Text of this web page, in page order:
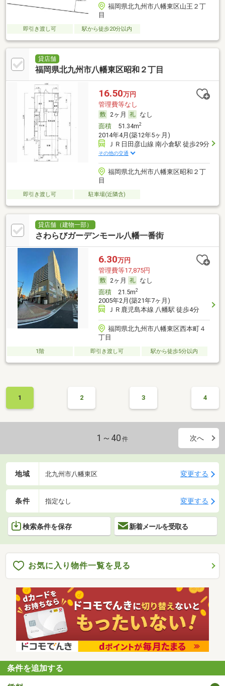
福岡県北九州市八幡東区山王２丁
目
即引き渡し可 駅から徒歩20分以内
貸店舗
福岡県北九州市八幡東区昭和２丁目
16.50万円
管理費等なし
2ヶ月
なし
面積51.34m2
2014年4月(築12年5ヶ月)
ＪＲ日田彦山線 南小倉駅 徒歩29分
その他の交通
福岡県北九州市八幡東区昭和２丁
目
即引き渡し可 駐車場(近隣含)
貸店舗（建物一部）
さわらびガーデンモール八幡一番街
6.30万円
管理費等17,875円
2ヶ月
なし
面積21.5m2
2005年2月(築21年7ヶ月)
ＪＲ鹿児島本線 八幡駅 徒歩4分
福岡県北九州市八幡東区西本町４
丁目
1階 即引き渡し可 駅から徒歩5分以内
1 2 3 4
1～40 件 次へ
地域 北九州市八幡東区 変更する
条件 指定なし 変更する
検索条件を保存 新着メールを受取る
お気に入り物件一覧を見る
条件を追加する